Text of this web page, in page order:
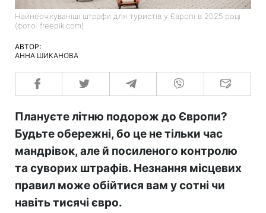
Найнеочікуваніші штрафи для туристів у Європі в 2025 році
(фото: freepik.com)
АВТОР:
АННА ШИКАНОВА
Плануєте літню подорож до Європи?
Будьте обережні, бо це не тільки час
мандрівок, але й посиленого контролю
та суворих штрафів. Незнання місцевих
правил може обійтися вам у сотні чи
навіть тисячі євро.